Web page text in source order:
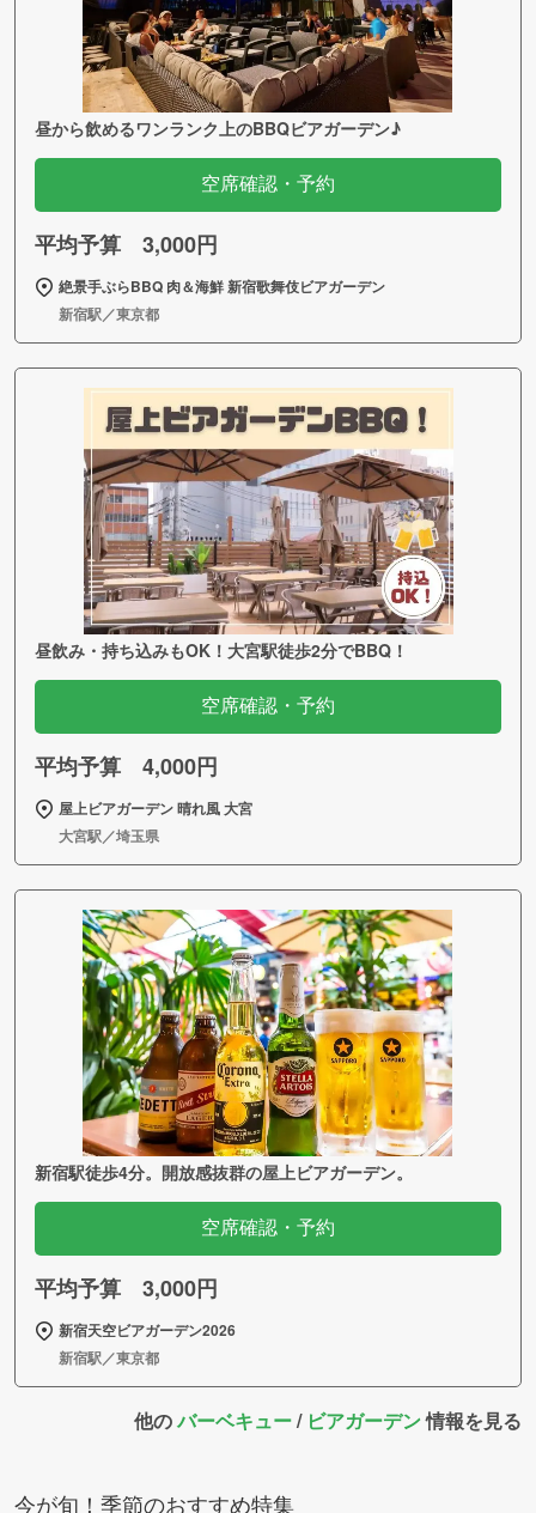
昼から飲めるワンランク上のBBQビアガーデン♪
空席確認・予約
平均予算 3,000円
絶景手ぶらBBQ 肉＆海鮮 新宿歌舞伎ビアガーデン
新宿駅／東京都
昼飲み・持ち込みもOK！大宮駅徒歩2分でBBQ！
空席確認・予約
平均予算 4,000円
屋上ビアガーデン 晴れ風 大宮
大宮駅／埼玉県
新宿駅徒歩4分。開放感抜群の屋上ビアガーデン。
空席確認・予約
平均予算 3,000円
新宿天空ビアガーデン2026
新宿駅／東京都
他のバーベキュー/ ビアガーデン情報を見る
今が旬！季節のおすすめ特集